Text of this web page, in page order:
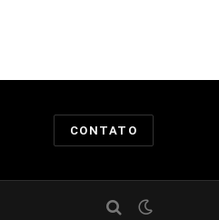
CONTATO